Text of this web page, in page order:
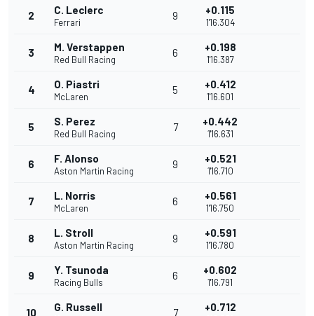
2 C. Leclerc
Ferrari
9 +0.115
1'16.304
3 M. Verstappen
Red Bull Racing
6 +0.198
1'16.387
4 O. Piastri
McLaren
5 +0.412
1'16.601
5 S. Perez
Red Bull Racing
7 +0.442
1'16.631
6 F. Alonso
Aston Martin Racing
9 +0.521
1'16.710
7 L. Norris
McLaren
6 +0.561
1'16.750
8 L. Stroll
Aston Martin Racing
9 +0.591
1'16.780
9 Y. Tsunoda
Racing Bulls
6 +0.602
1'16.791
10 G. Russell 7 +0.712